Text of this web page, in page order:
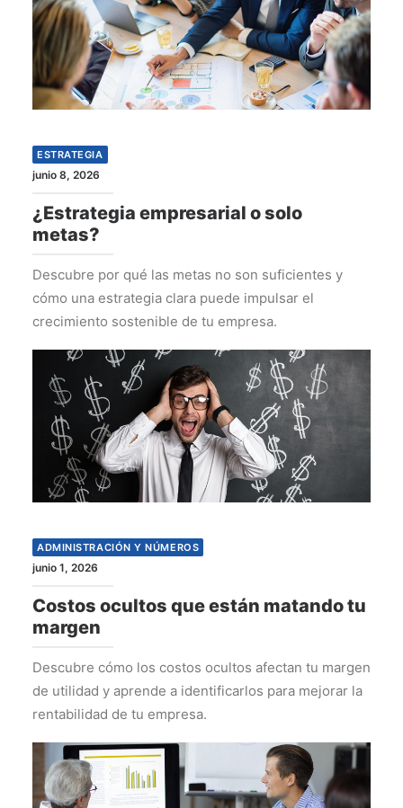
ESTRATEGIA
junio 8, 2026
¿Estrategia empresarial o solo
metas?
Descubre por qué las metas no son suficientes y
cómo una estrategia clara puede impulsar el
crecimiento sostenible de tu empresa.
ADMINISTRACIÓN Y NÚMEROS
junio 1, 2026
Costos ocultos que están matando tu
margen
Descubre cómo los costos ocultos afectan tu margen
de utilidad y aprende a identificarlos para mejorar la
rentabilidad de tu empresa.